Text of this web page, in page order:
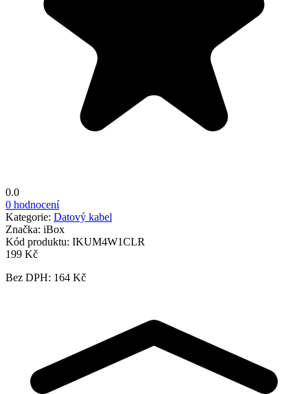
0.0
0 hodnocení
Kategorie: Datový kabel
Značka: iBox
Kód produktu: IKUM4W1CLR
199 Kč
Bez DPH: 164 Kč